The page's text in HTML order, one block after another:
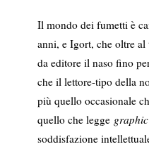
Il mondo dei fumetti è
anni, e Igort, che oltre al
da editore il naso fino
che il lettore-tipo della
più quello occasionale
quello che legge
soddisfazione